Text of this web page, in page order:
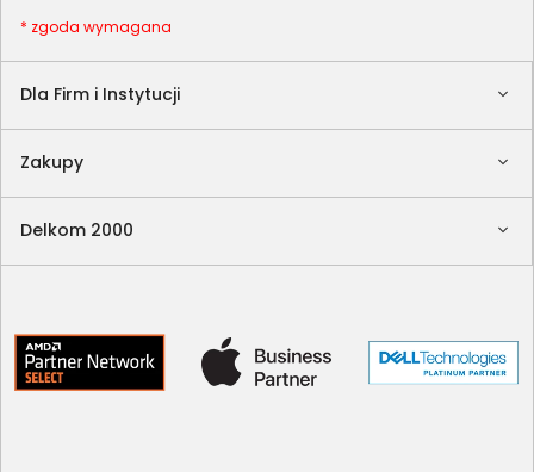
Dla Firm i Instytucji
Zakupy
Delkom 2000
* zgoda wymagana